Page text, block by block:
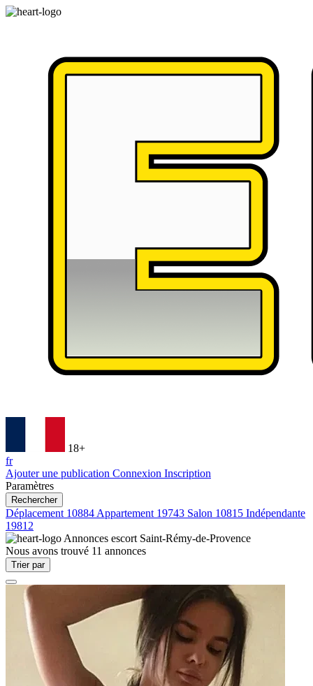
18+
fr
Ajouter une publication Connexion Inscription
Paramètres
Rechercher
Déplacement 10884 Appartement 19743 Salon 10815 Indépendante
19812
Annonces escort Saint-Rémy-de-Provence
Nous avons trouvé 11 annonces
Trier par